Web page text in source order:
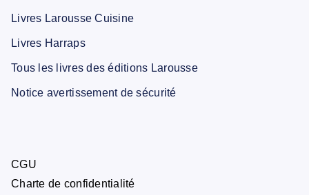
Livres Larousse Cuisine
Livres Harraps
Tous les livres des éditions Larousse
Notice avertissement de sécurité
CGU
Charte de confidentialité